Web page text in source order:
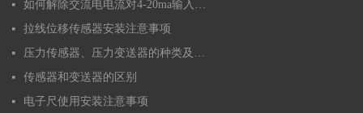
넷 如何解除交流电电流对4-20ma输入的干扰
넷 拉线位移传感器安装注意事项
넷 压力传感器、压力变送器的种类及选用
넷 传感器和变送器的区别
넷 电子尺使用安装注意事项